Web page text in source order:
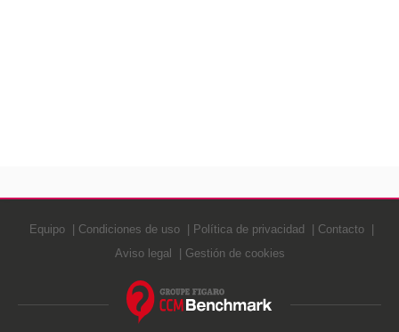
Equipo Condiciones de uso Política de privacidad
Contacto
Aviso legal
Gestión de cookies